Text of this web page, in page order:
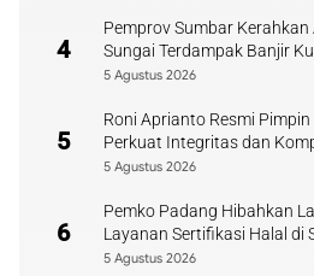
4
Pemprov Sumbar
Sungai Terdampak Banjir
5 Agustus 2026
5
Roni Aprianto Resmi
Perkuat Integritas dan
5 Agustus 2026
6
Pemko Padang Hibahkan
Layanan Sertifikasi Halal di
5 Agustus 2026